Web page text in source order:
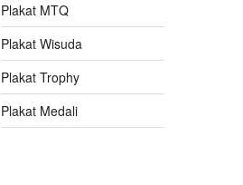
Plakat MTQ
Plakat Wisuda
Plakat Trophy
Plakat Medali